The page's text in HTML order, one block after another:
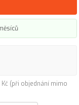
Kč (při objednání mimo